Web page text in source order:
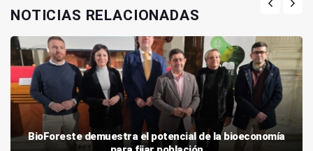
NOTICIAS RELACIONADAS
BioForeste demuestra el potencial de la bioeconomía